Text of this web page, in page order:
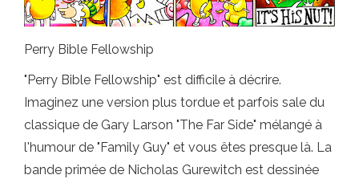
Perry Bible Fellowship
"Perry Bible Fellowship" est difficile à décrire.
Imaginez une version plus tordue et parfois sale du
classique de Gary Larson "The Far Side" mélangé à
l'humour de "Family Guy" et vous êtes presque là. La
bande primée de Nicholas Gurewitch est dessinée